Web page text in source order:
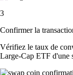
3
Confirmer la
Vérifiez le taux de
Large-Cap ETF d'une